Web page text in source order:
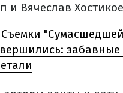
и Вячеслав
Съемки "Сумасшедшей